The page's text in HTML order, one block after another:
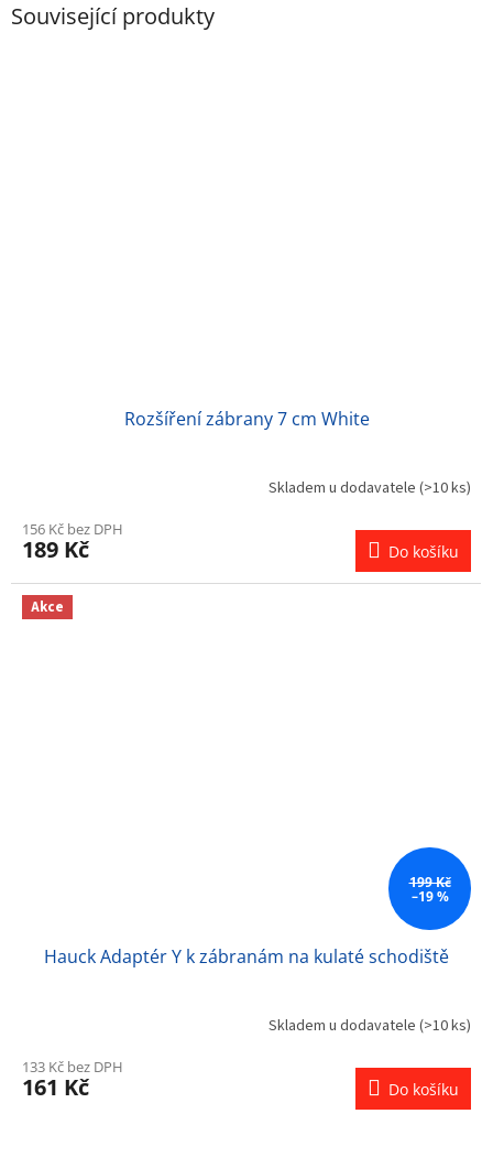
Související produkty
Rozšíření zábrany 7 cm White
Skladem u dodavatele (>10 ks)
156 Kč bez DPH
189 Kč Do košíku
Akce
199 Kč
–19 %
Hauck Adaptér Y k zábranám na kulaté schodiště
Skladem u dodavatele (>10 ks)
133 Kč bez DPH
161 Kč Do košíku